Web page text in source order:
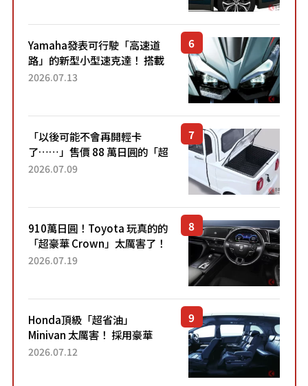
Yamaha發表可行駛「高速道
路」的新型小型速克達！ 搭載
能享受超強勁「渦輪感」的動
2026.07.13
「以後可能不會再開輕卡
了……」售價 88 萬日圓的「超
迷你輕型貨車」引發兩極評
了！...
2026.07.09
910萬日圓！Toyota 玩真的的
「超豪華 Crown」太厲害了！
採用由「匠人技藝」打造的
2026.07.19
Honda頂級「超省油」
Minivan 太厲害！ 採用豪華
「真皮座椅」與專屬「黑色內
2026.07.12